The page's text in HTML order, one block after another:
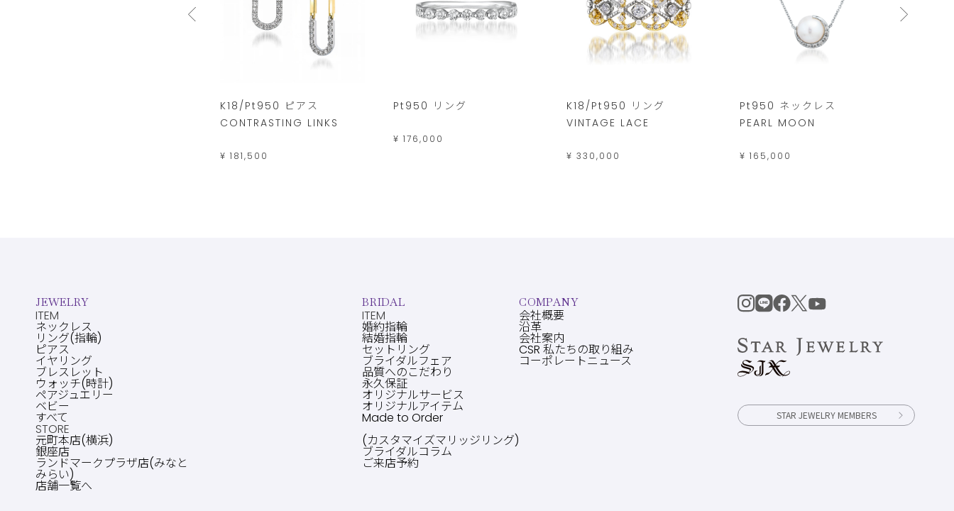
K18/Pt950 ピアス
CONTRASTING LINKS
¥ 181,500
Pt950 リング
¥ 176,000
K18/Pt950 リング
VINTAGE LACE
¥ 330,000
Pt950 ネックレス
PEARL MOON
¥ 165,000
JEWELRY
ITEM
ネックレス
リング(指輪)
ピアス
イヤリング
ブレスレット
ウォッチ(時計)
ペアジュエリー
ベビー
すべて
STORE
元町本店(横浜)
銀座店
ランドマークプラザ店(みなと
みらい)
店舗一覧へ
BRIDAL
ITEM
婚約指輪
結婚指輪
セットリング
ブライダルフェア
品質へのこだわり
永久保証
オリジナルサービス
オリジナルアイテム
Made to Order
(カスタマイズマリッジリング)
ブライダルコラム
ご来店予約
COMPANY
会社概要
沿革
会社案内
CSR 私たちの取り組み
コーポレートニュース
STAR JEWELRY MEMBERS